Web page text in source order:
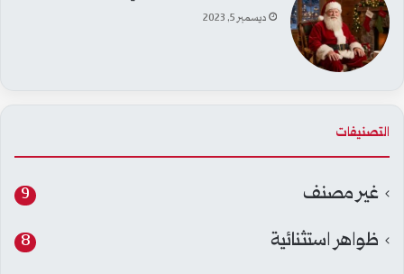
ديسمبر 5, 2023
التصنيفات
غير مصنف 9
ظواهر استثنائية 8